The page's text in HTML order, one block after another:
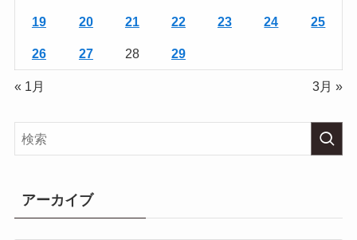
19 20 21 22 23 24 25
26 27 28 29
« 1月 3月 »
アーカイブ